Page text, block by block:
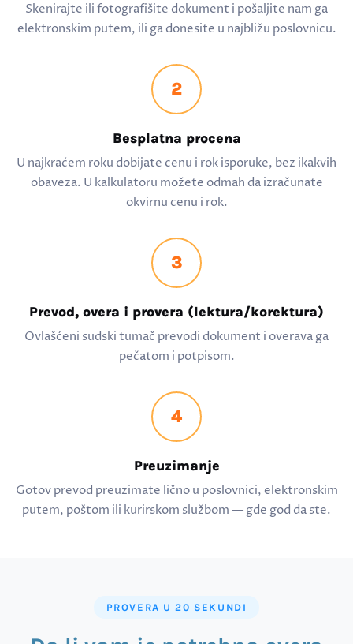
Skenirajte ili fotografišite dokument i pošaljite nam ga
elektronskim putem, ili ga donesite u najbližu poslovnicu.
2
Besplatna procena
U najkraćem roku dobijate cenu i rok isporuke, bez ikakvih
obaveza. U kalkulatoru možete odmah da izračunate
okvirnu cenu i rok.
3
Prevod, overa i provera (lektura/korektura)
Ovlašćeni sudski tumač prevodi dokument i overava ga
pečatom i potpisom.
4
Preuzimanje
Gotov prevod preuzimate lično u poslovnici, elektronskim
putem, poštom ili kurirskom službom — gde god da ste.
PROVERA U 20 SEKUNDI